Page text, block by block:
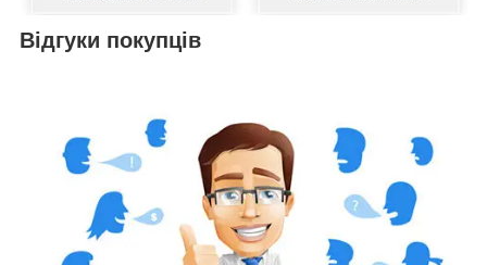
Відгуки покупців